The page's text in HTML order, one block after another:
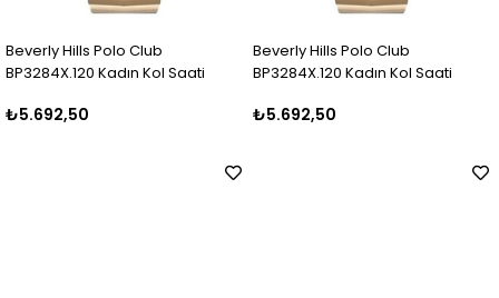
Beverly Hills Polo Club
BP3284X.120 Kadın Kol Saati
₺5.692,50
Beverly Hills Polo Club
BP3284X.120 Kadın Kol Saati
₺5.692,50